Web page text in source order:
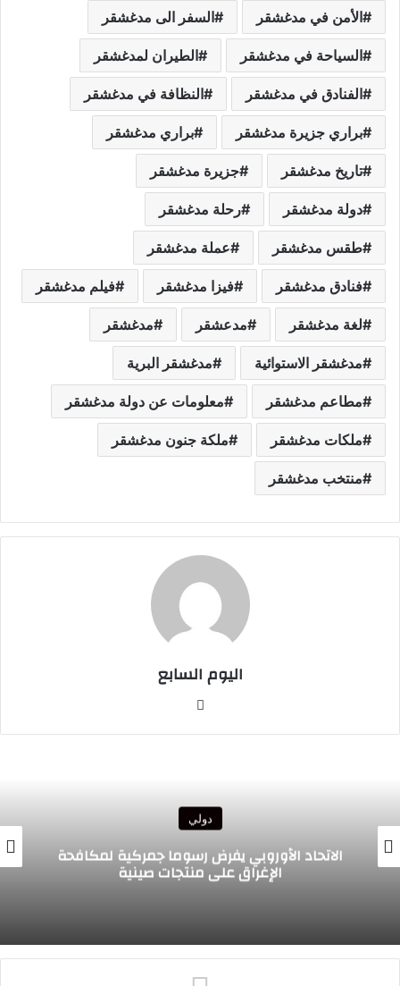
الأمن في مدغشقر السفر الى مدغشقر
السياحة في مدغشقر الطيران لمدغشقر
الفنادق في مدغشقر النظافة في مدغشقر
براري جزيرة مدغشقر براري مدغشقر
تاريخ مدغشقر جزيرة مدغشقر
دولة مدغشقر رحلة مدغشقر
طقس مدغشقر عملة مدغشقر
فنادق مدغشقر فيزا مدغشقر فيلم مدغشقر
لغة مدغشقر مدعشقر مدغشقر
مدغشقر الاستوائية مدغشقر البرية
مطاعم مدغشقر معلومات عن دولة مدغشقر
ملكات مدغشقر ملكة جنون مدغشقر
منتخب مدغشقر
اليوم السابع
دولي
الرئيس الغاني يبعث تحياته الأخوية إلى جلالة
الملك ويعرب عن ارتياحه للتقدم المحرز في إطار
التعاون الثنائي مع المغرب